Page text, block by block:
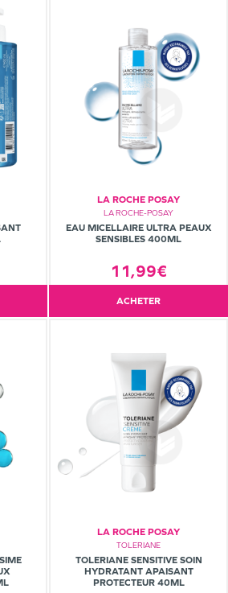
LA ROCHE POSAY
LA ROCHE-POSAY
EAU MICELLAIRE ULTRA PEAUX
SENSIBLES 400ML
11,99€
ACHETER
LA ROCHE POSAY
TOLERIANE
TOLERIANE SENSITIVE SOIN
HYDRATANT APAISANT
PROTECTEUR 40ML